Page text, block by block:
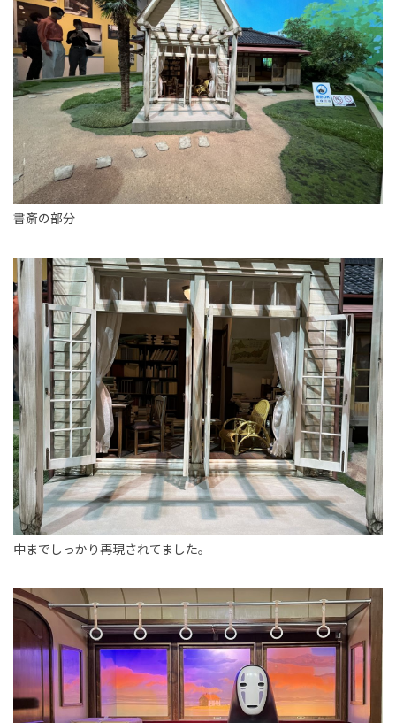
書斎の部分
中までしっかり再現されてました。